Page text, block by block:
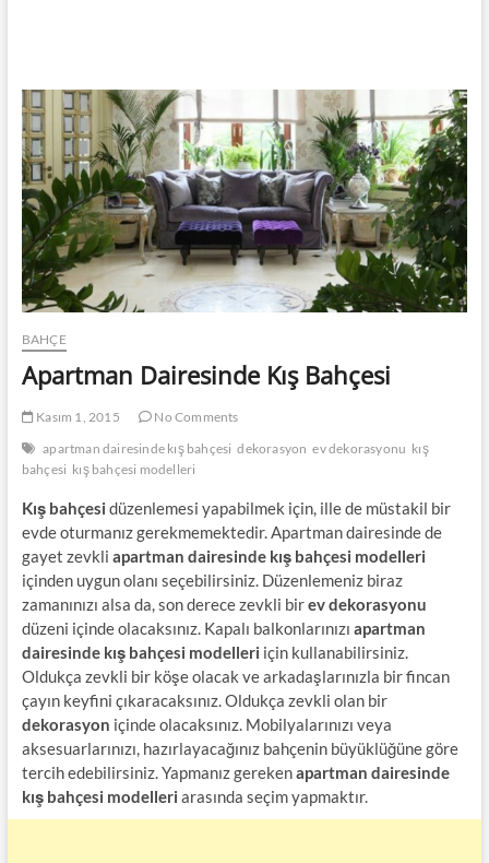
BAHÇE
Apartman Dairesinde Kış Bahçesi
Kasım 1, 2015
No Comments
apartman dairesinde kış bahçesi dekorasyon ev dekorasyonu kış
bahçesi kış bahçesi modelleri
Kış bahçesi düzenlemesi yapabilmek için, ille de müstakil bir
evde oturmanız gerekmemektedir. Apartman dairesinde de
gayet zevkli apartman dairesinde kış bahçesi modelleri
içinden uygun olanı seçebilirsiniz. Düzenlemeniz biraz
zamanınızı alsa da, son derece zevkli birev dekorasyonu
düzeni içinde olacaksınız. Kapalı balkonlarınızı apartman
dairesinde kış bahçesi modelleri için kullanabilirsiniz.
Oldukça zevkli bir köşe olacak ve arkadaşlarınızla bir fincan
çayın keyfini çıkaracaksınız. Oldukça zevkli olan bir
dekorasyon içinde olacaksınız. Mobilyalarınızı veya
aksesuarlarınızı, hazırlayacağınız bahçenin büyüklüğüne göre
tercih edebilirsiniz. Yapmanız gerekenapartman dairesinde
kış bahçesi modelleri arasında seçim yapmaktır.